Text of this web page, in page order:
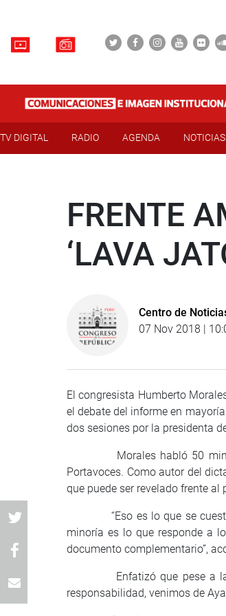
TV DIGITAL RADIO AGENDA NOTICIAS
FRENTE
‘LAVA
Centro de
07 Nov 2018 |
El congresista Humberto
el debate del informe en
dos sesiones por la presidenta
Morales habló 50
Portavoces. Como autor del
que puede ser revelado frente al
“Eso es lo que se
minoría es lo que responde a
documento complementario”,
Enfatizó que pese a las
responsabilidad, venimos de